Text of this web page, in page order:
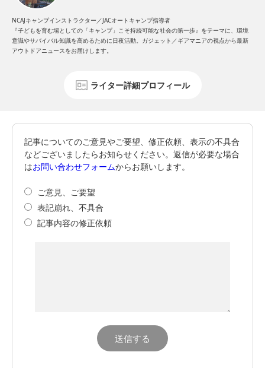
NCAJキャンプインストラクター／JACオートキャンプ指導者
『子どもを育む場としての「キャンプ」こそ持続可能な社会の第一歩』をテーマに、環境
意識やサバイバル知識を高めるために日夜活動。ガジェット／ギアマニアの視点から最新
アウトドアニュースをお届けします。
ライター詳細プロフィール
記事についてのご意見やご要望、修正依頼、表示の不具合
などございましたらお知らせください。返信が必要な場合
はお問い合わせフォームからお願いします。
ご意見、ご要望
表記崩れ、不具合
記事内容の修正依頼